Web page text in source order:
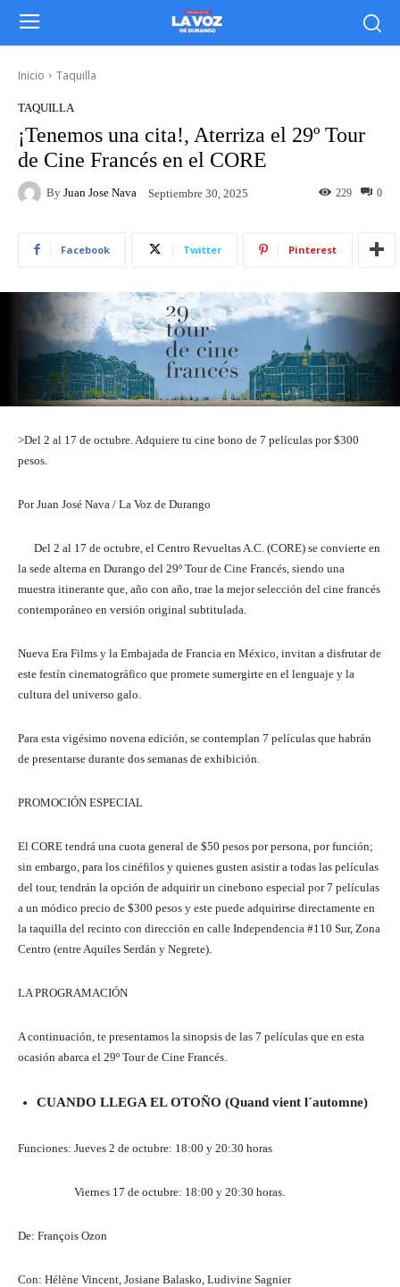
Inicio Taquilla
TAQUILLA
¡Tenemos una cita!, Aterriza el 29º Tour
de Cine Francés en el CORE
By Juan Jose Nava Septiembre 30, 2025 0
229
Facebook Twitter Pinterest
>Del 2 al 17 de octubre. Adquiere tu cine bono de 7 películas por $300
pesos.
Por Juan José Nava / La Voz de Durango
Del 2 al 17 de octubre, el Centro Revueltas A.C. (CORE) se convierte en
la sede alterna en Durango del 29º Tour de Cine Francés, siendo una
muestra itinerante que, año con año, trae la mejor selección del cine francés
contemporáneo en versión original subtitulada.
Nueva Era Films y la Embajada de Francia en México, invitan a disfrutar de
este festín cinematográfico que promete sumergirte en el lenguaje y la
cultura del universo galo.
Para esta vigésimo novena edición, se contemplan 7 películas que habrán
de presentarse durante dos semanas de exhibición.
PROMOCIÓN ESPECIAL
El CORE tendrá una cuota general de $50 pesos por persona, por función;
sin embargo, para los cinéfilos y quienes gusten asistir a todas las películas
del tour, tendrán la opción de adquirir un cinebono especial por 7 películas
a un módico precio de $300 pesos y este puede adquirirse directamente en
la taquilla del recinto con dirección en calle Independencia #110 Sur, Zona
Centro (entre Aquiles Serdán y Negrete).
LA PROGRAMACIÓN
A continuación, te presentamos la sinopsis de las 7 películas que en esta
ocasión abarca el 29º Tour de Cine Francés.
CUANDO LLEGA EL OTOÑO (Quand vient l´automne)
Funciones: Jueves 2 de octubre: 18:00 y 20:30 horas
Viernes 17 de octubre: 18:00 y 20:30 horas.
De: François Ozon
Con: Hélène Vincent, Josiane Balasko, Ludivine Sagnier